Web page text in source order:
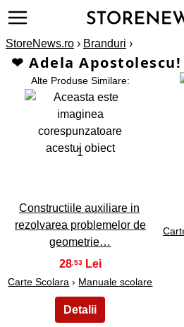
StoreNews.ro › Branduri ›
❤ Adela Apostolescu!
Alte Produse Similare:
1
Constructiile auxiliare in
rezolvarea problemelor de
geometrie…
28 ,53
Carte Scolara › Manuale scolare